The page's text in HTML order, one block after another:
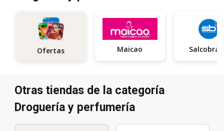
Ofertas Maicao
Otras tiendas de la categoría
Droguería y perfumería